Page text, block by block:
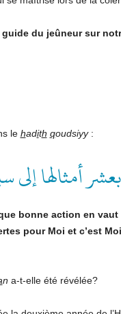
du jeûneur sur
le hadith qoudsiyy :
أمثالها إلى
bonne action en vaut
pour Moi et c’est
n a-t-elle été révélée?